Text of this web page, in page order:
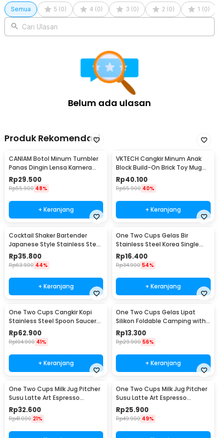
Semua 5 (0) 4 (0) 3 (0) 2 (0) 1 (0)
Cari Ulasan
Belum ada ulasan
Produk Rekomendasi
CANIAM Botol Minum Tumbler
Panas Dingin Lensa Kamera
24-105mm 400ml
Rp29.500
Rp55.900 48%
+ Keranjang
VKTECH Cangkir Minum Anak
Block Build-On Brick Toy Mug
350ml - 936SN
Rp40.100
Rp65.900 40%
+ Keranjang
Cocktail Shaker Bartender
Japanese Style Stainless Steel
200ml
Rp35.800
Rp63.900 44%
+ Keranjang
One Two Cups Gelas Bir
Stainless Steel Korea Single
Wall Glass 180ml - J070
Rp16.400
Rp34.900 54%
+ Keranjang
One Two Cups Cangkir Kopi
Stainless Steel Spoon Saucer
Cup 120ml - 201
Rp62.900
Rp104.900 41%
+ Keranjang
One Two Cups Gelas Lipat
Silikon Foldable Camping with
Strap 200ml - F120
Rp13.300
Rp29.900 56%
+ Keranjang
One Two Cups Milk Jug Pitcher
Susu Latte Art Espresso
Stainless Steel 350ml - J068
Rp32.600
Rp41.000 21%
One Two Cups Milk Jug Pitcher
Susu Latte Art Espresso
Stainless Steel 150ml - J068
Rp25.900
Rp49.900 49%